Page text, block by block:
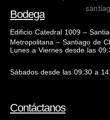
Bodega
Edificio Catedral 1009 –
Metropolitana – Santiago de
Lunes a Viernes desde las
Sábados desde las 09:30 a
Contáctanos